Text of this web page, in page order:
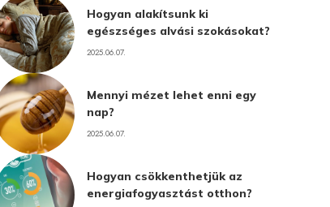
Hogyan alakítsunk ki
egészséges alvási szokásokat?
2025.06.07.
Mennyi mézet lehet enni egy
nap?
2025.06.07.
Hogyan csökkenthetjük az
energiafogyasztást otthon?